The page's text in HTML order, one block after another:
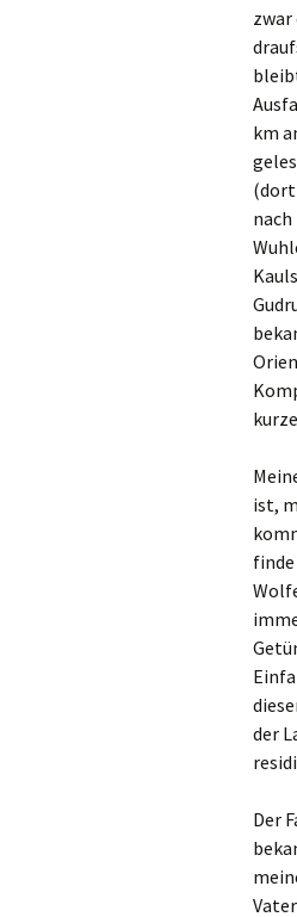
km
(dort
ist,
der
Der